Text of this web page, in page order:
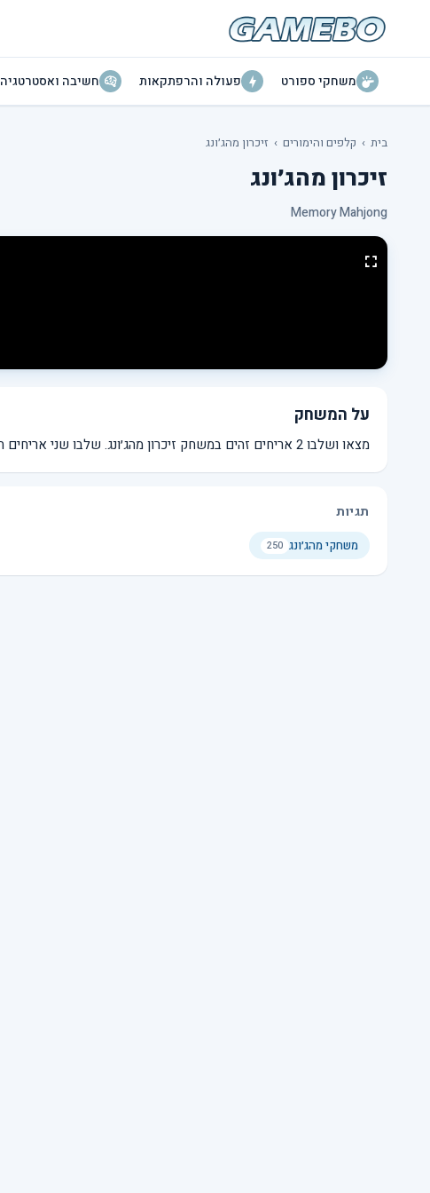
משחקי ספורט פעולה והרפתקאות חשיבה ואסטרטגיה
בית › קלפים והימורים › זיכרון מהג׳ונג
זיכרון מהג׳ונג
Memory Mahjong
על המשחק
מצאו ושלבו 2 אריחים זהים במשחק זיכרון מהג׳ונג. שלבו שני אריחים חופשיים זהים כדי להסיר אותם.
תגיות
משחקי מהג׳ונג 250